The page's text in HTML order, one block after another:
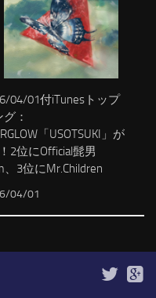
04/01付iTunesトップ
：
「USOTSUKI」が
2位にOfficial髭男
、3位にMr.Children
04/01